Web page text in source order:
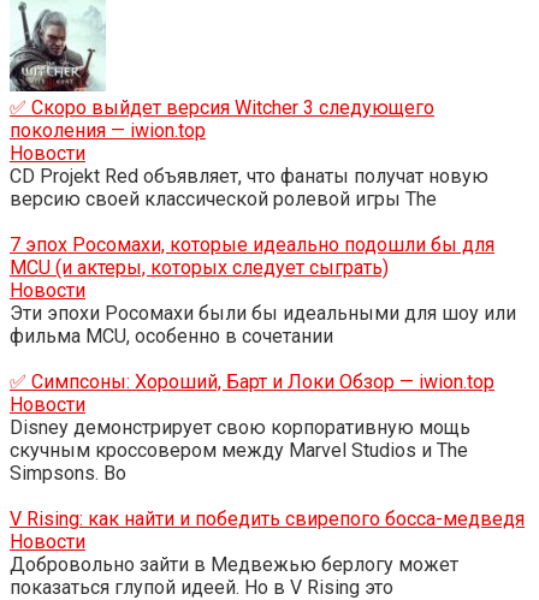
✅ Скоро выйдет версия Witcher 3 следующего
поколения — iwion.top
Новости
CD Projekt Red объявляет, что фанаты получат новую
версию своей классической ролевой игры The
7 эпох Росомахи, которые идеально подошли бы для
MCU (и актеры, которых следует сыграть)
Новости
Эти эпохи Росомахи были бы идеальными для шоу или
фильма MCU, особенно в сочетании
✅ Симпсоны: Хороший, Барт и Локи Обзор — iwion.top
Новости
Disney демонстрирует свою корпоративную мощь
скучным кроссовером между Marvel Studios и The
Simpsons. Во
V Rising: как найти и победить свирепого босса-медведя
Новости
Добровольно зайти в Медвежью берлогу может
показаться глупой идеей. Но в V Rising это